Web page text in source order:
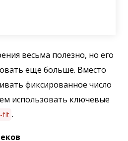
весьма полезно, но его
еще больше. Вместо
фиксированное число
использовать ключевые
fit .